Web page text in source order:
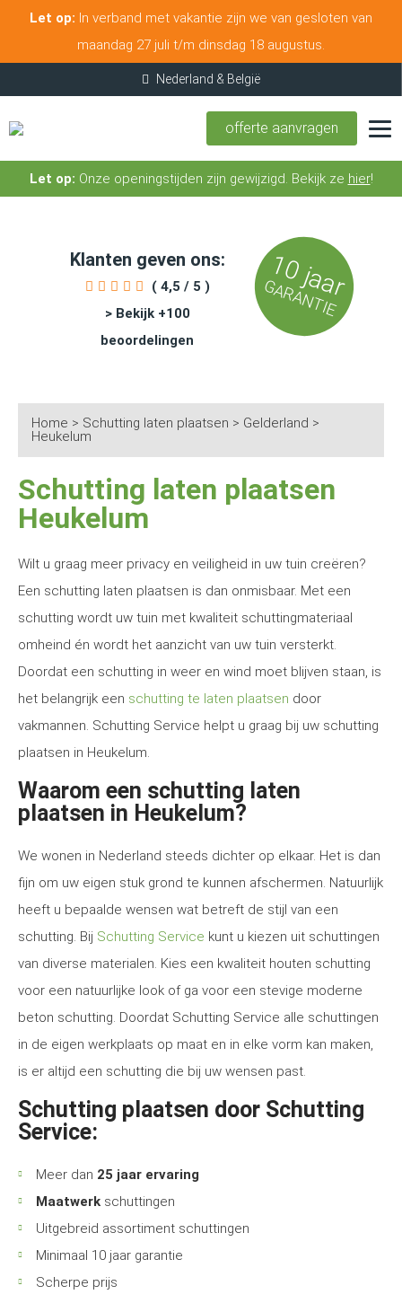
Let op: In verband met vakantie zijn we van gesloten van
maandag 27 juli t/m dinsdag 18 augustus.
offerte aanvragen
Let op: Onze openingstijden zijn gewijzigd. Bekijk ze hier!
Klanten geven ons:
( 4,5 / 5 )
> Bekijk +100
beoordelingen
10 jaar
GARANTIE
Home > Schutting laten plaatsen > Gelderland >
Heukelum
Schutting laten plaatsen
Heukelum
Wilt u graag meer privacy en veiligheid in uw tuin creëren?
Een schutting laten plaatsen is dan onmisbaar. Met een
schutting wordt uw tuin met kwaliteit schuttingmateriaal
omheind én wordt het aanzicht van uw tuin versterkt.
Doordat een schutting in weer en wind moet blijven staan, is
het belangrijk een schutting te laten plaatsen door
vakmannen. Schutting Service helpt u graag bij uw schutting
plaatsen in Heukelum.
Waarom een schutting laten
plaatsen in Heukelum?
We wonen in Nederland steeds dichter op elkaar. Het is dan
fijn om uw eigen stuk grond te kunnen afschermen. Natuurlijk
heeft u bepaalde wensen wat betreft de stijl van een
schutting. Bij Schutting Service kunt u kiezen uit schuttingen
van diverse materialen. Kies een kwaliteit houten schutting
voor een natuurlijke look of ga voor een stevige moderne
beton schutting. Doordat Schutting Service alle schuttingen
in de eigen werkplaats op maat en in elke vorm kan maken,
is er altijd een schutting die bij uw wensen past.
Schutting plaatsen door Schutting
Service:
Meer dan 25 jaar ervaring
Maatwerk schuttingen
Uitgebreid assortiment schuttingen
Minimaal 10 jaar garantie
Scherpe prijs